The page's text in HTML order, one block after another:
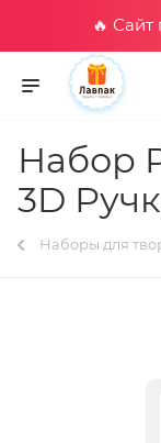
🔥 Сайт
Набор
3D
Наборы для